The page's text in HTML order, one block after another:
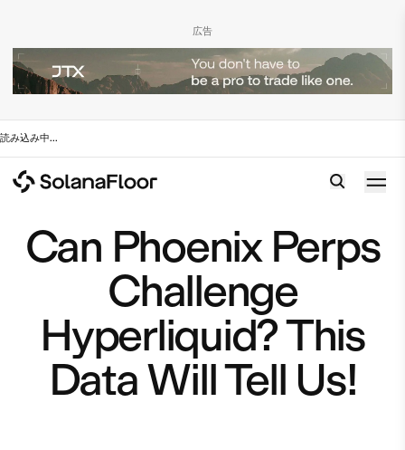
広告
読み込み中...
Can Phoenix Perps
Challenge
Hyperliquid? This
Data Will Tell Us!